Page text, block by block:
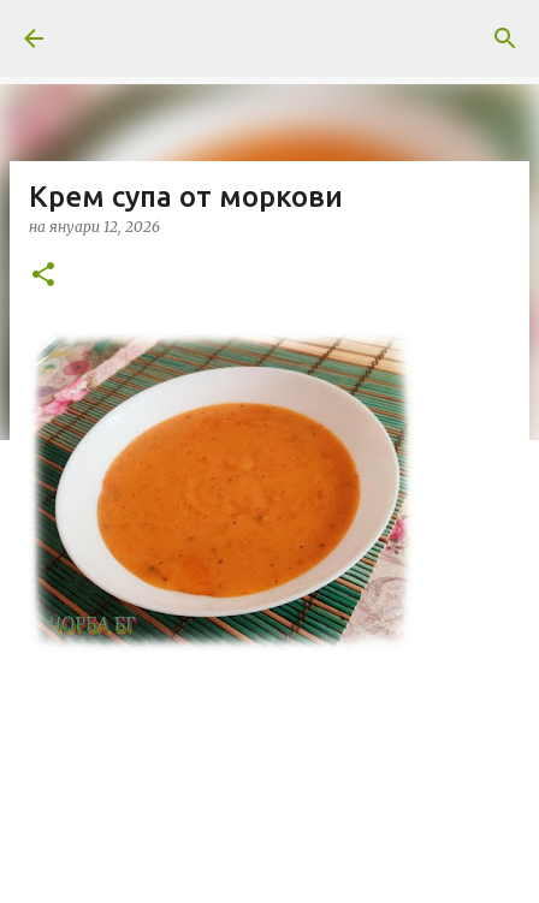
Крем супа от моркови
на януари 12, 2026